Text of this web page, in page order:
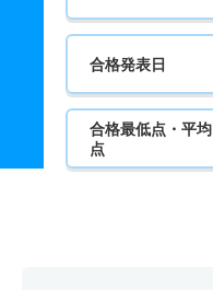
合格発表日
合格最低点・平均
点